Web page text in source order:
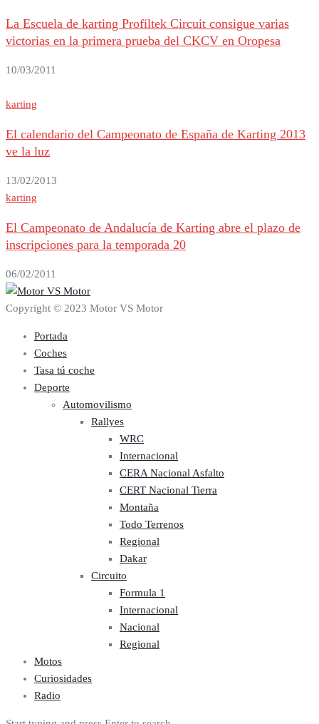
La Escuela de karting Profiltek Circuit consigue varias
victorias en la primera prueba del CKCV en Oropesa
10/03/2011
karting
El calendario del Campeonato de España de Karting 2013
ve la luz
13/02/2013
karting
El Campeonato de Andalucía de Karting abre el plazo de
inscripciones para la temporada 20
06/02/2011
Copyright © 2023 Motor VS Motor
Portada
Coches
Tasa tú coche
Deporte
Automovilismo
Rallyes
WRC
Internacional
CERA Nacional Asfalto
CERT Nacional Tierra
Montaña
Todo Terrenos
Regional
Dakar
Circuito
Formula 1
Internacional
Nacional
Regional
Motos
Curiosidades
Radio